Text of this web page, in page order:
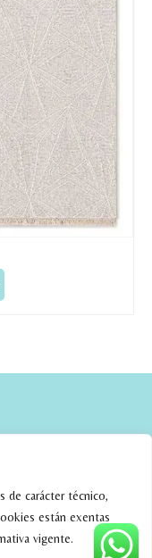
de carácter técnico,
están exentas
vigente.
By W Media